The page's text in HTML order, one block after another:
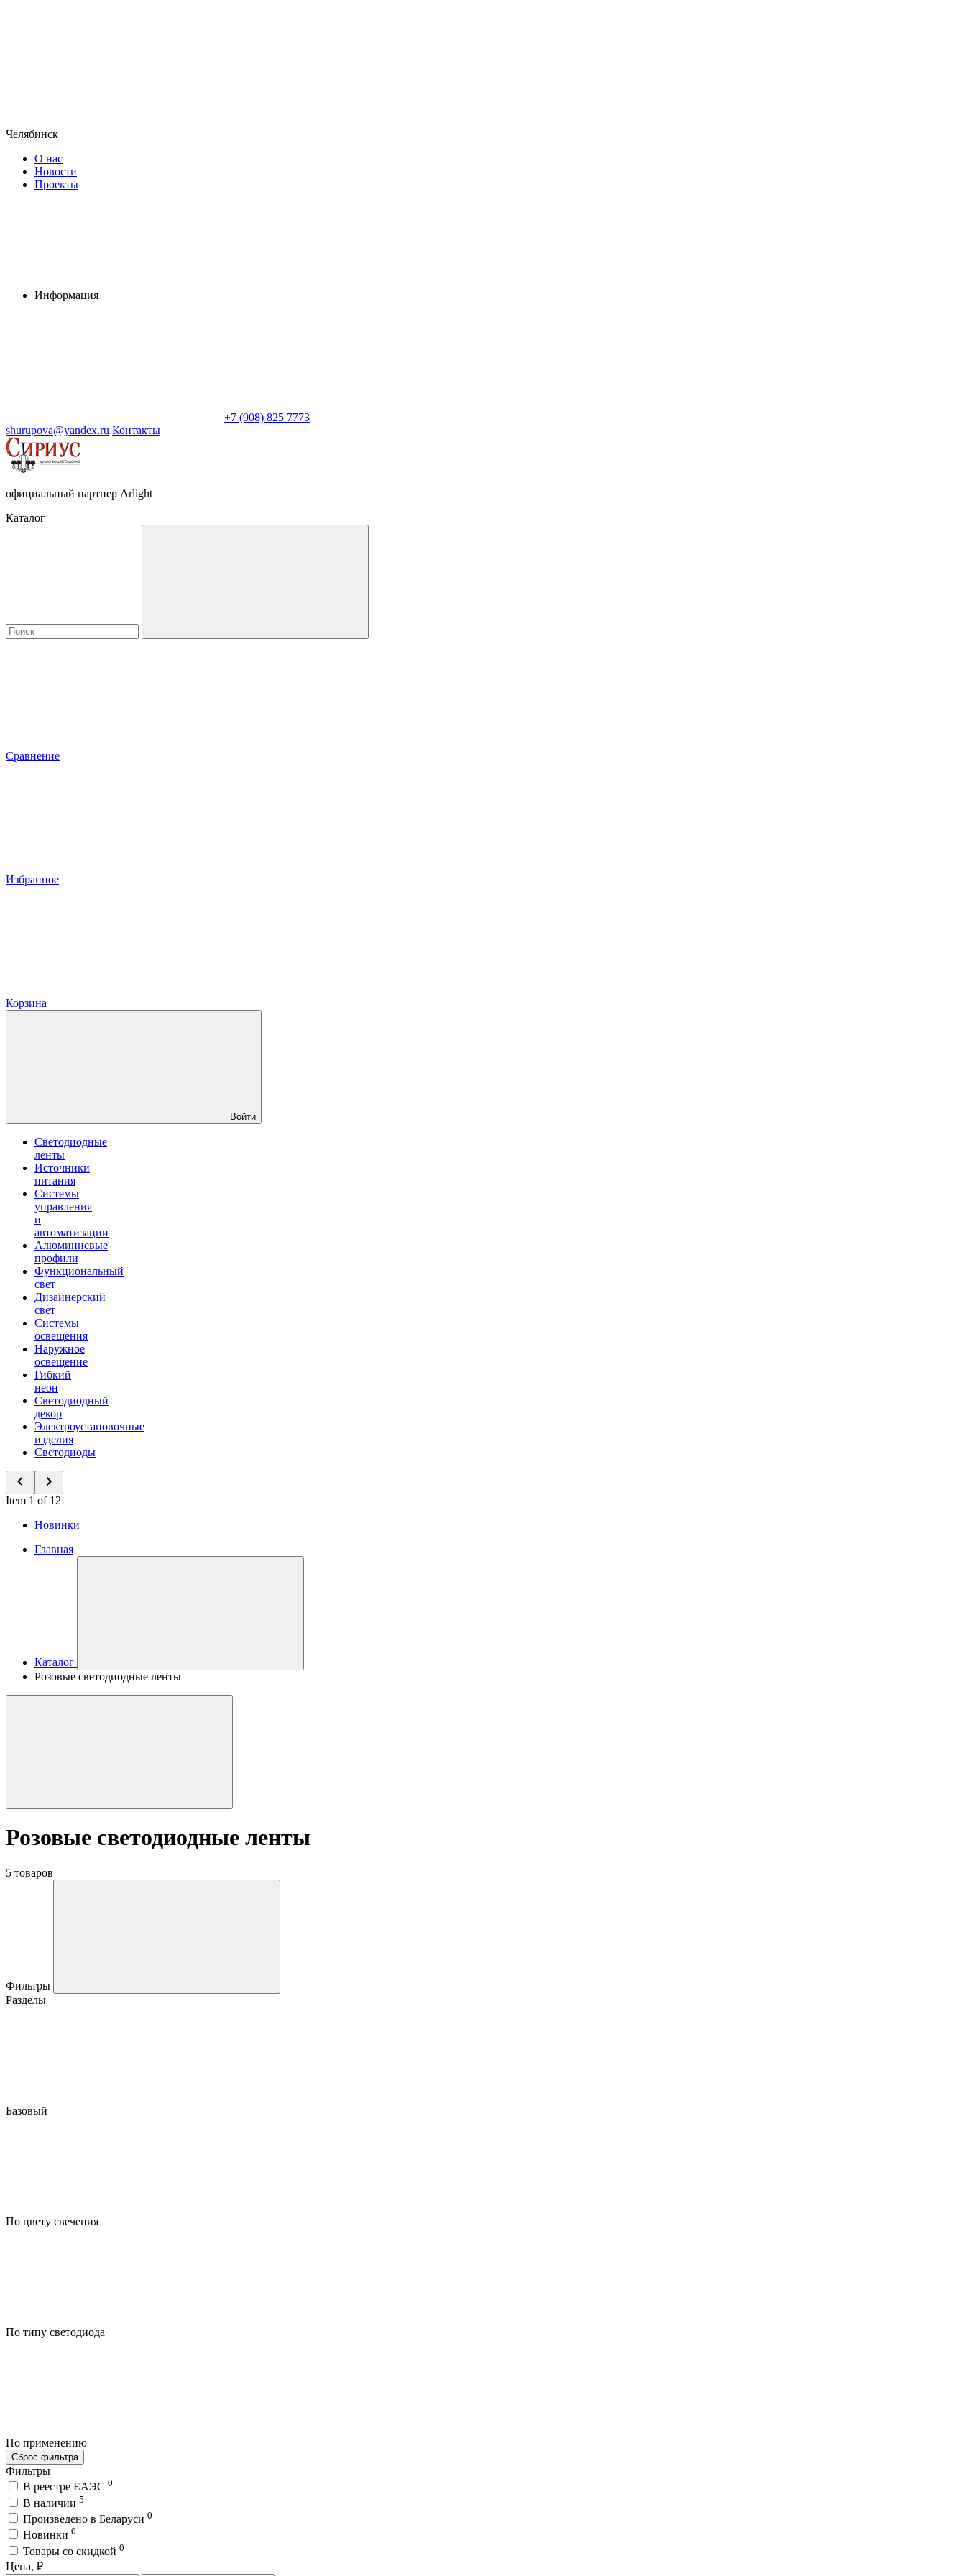
Челябинск
О нас
Новости
Проекты
Информация
+7 (908) 825 7773
shurupova@yandex.ru Контакты
официальный партнер Arlight
Каталог
Сравнение
Избранное
Корзина
Войти
Светодиодные
ленты
Источники
питания
Системы
управления
и
автоматизации
Алюминиевые
профили
Функциональный
свет
Дизайнерский
свет
Системы
освещения
Наружное
освещение
Гибкий
неон
Светодиодный
декор
Электроустановочные
изделия
Светодиоды
Item 1 of 12
Новинки
Главная
Каталог
Розовые светодиодные ленты
Розовые светодиодные ленты
5 товаров
Фильтры
Разделы
Базовый
По цвету свечения
По типу светодиода
По применению
Сброс фильтра
Фильтры
В реестре ЕАЭС 0
В наличии 5
Произведено в Беларуси 0
Новинки 0
Товары со скидкой 0
Цена, ₽